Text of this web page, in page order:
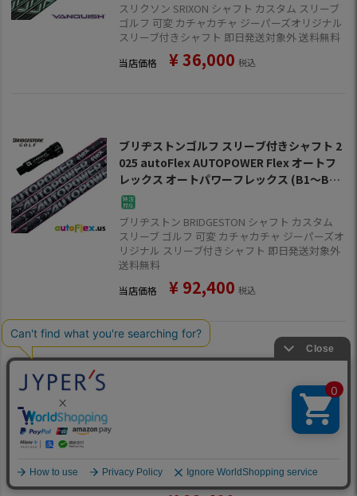
スリクソン SRIXON シャフト カスタム スリーブ
ゴルフ 可変 カチャカチャ ジーパーズオリジナル
スリーブ付きシャフト 即日発送対象外 送料無料
当店価格 ¥36,000 税込
ブリヂストンゴルフ スリーブ付きシャフト 2
025 autoFlex AUTOPOWER Flex オートフ
レックス オートパワーフレックス (B1～B4
／TOUR B／J815／J715)
ブリヂストン BRIDGESTON シャフト カスタム
スリーブ ゴルフ 可変 カチャカチャ ジーパーズオ
リジナル スリーブ付きシャフト 即日発送対象外
送料無料
当店価格 ¥ 92,400 税込
oFlex AUTOPOWER Flex オートフレックス
オートパワーフレックス (XXIO-eks-／ZX7,
スリーブ付きシャフト 即日発送対象外 送料無料